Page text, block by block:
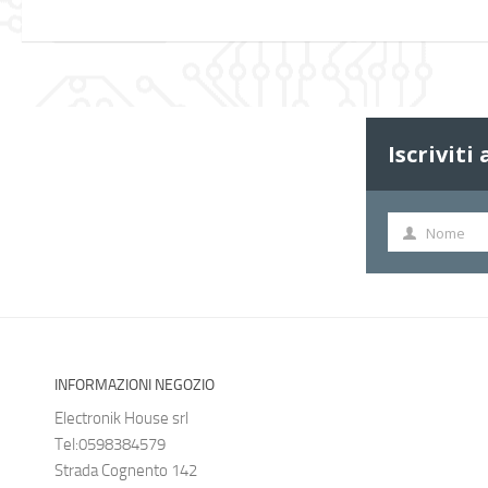
Iscriviti
Nome
Nome
INFORMAZIONI NEGOZIO
Electronik House srl
Tel:0598384579
Strada Cognento 142